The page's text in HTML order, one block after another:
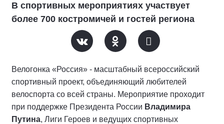
В спортивных мероприятиях участвует
более 700 костромичей и гостей региона
Велогонка «Россия» - масштабный всероссийский
спортивный проект, объединяющий любителей
велоспорта со всей страны. Мероприятие проходит
при поддержке Президента России Владимира
Путина, Лиги Героев и ведущих спортивных